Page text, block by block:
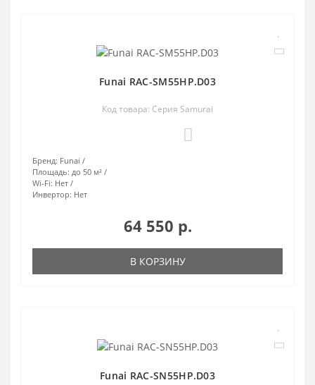
Funai RAC-SM55HP.D03
Код товара: Серия Samurai
Бренд: Funai
Площадь: до 50 м²
Wi-Fi: Нет
Инвертор: Нет
64 550 р.
В КОРЗИНУ
Funai RAC-SN55HP.D03